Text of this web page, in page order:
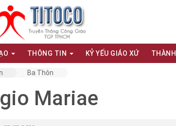
THÔNG TIN KỶ YẾU GIÁO XỨ
Ba Thôn
Mariae